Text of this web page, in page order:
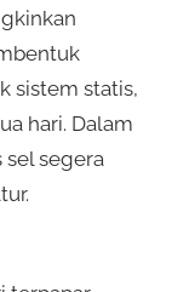
sistem statis,
hari. Dalam
sel segera